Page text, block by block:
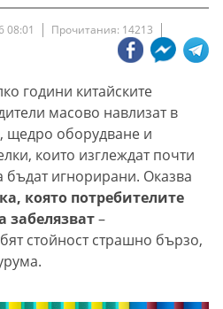
08:01 Прочитания: 14213
години китайските
масово навлизат в
щедро оборудване и
които изглеждат почти
бъдат игнорирани. Оказва
която потребителите
забелязват–
стойност страшно бързо,